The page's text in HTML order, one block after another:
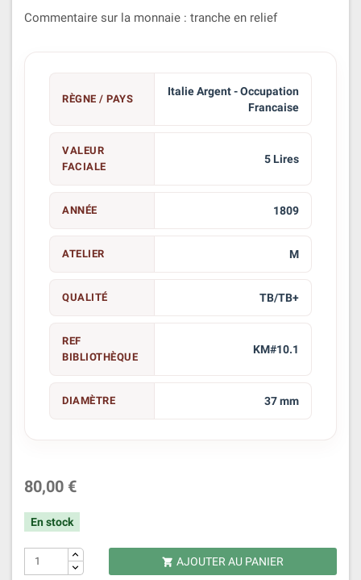
Commentaire sur la monnaie : tranche en relief
RÈGNE / PAYS
Italie Argent - Occupation
Francaise
VALEUR
FACIALE
5 Lires
ANNÉE 1809
ATELIER M
QUALITÉ TB/TB+
REF
BIBLIOTHÈQUE
KM#10.1
DIAMÈTRE 37 mm
80,00 €
En stock
 AJOUTER AU PANIER